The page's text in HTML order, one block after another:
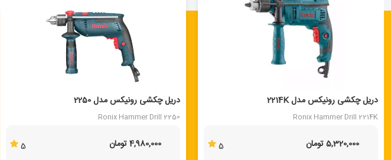
دریل چکشی رونیکس مدل 2214K
Ronix Hammer Drill 2214K
5,320,000 تومان 5
دریل چکشی رونیکس مدل 2250
Ronix Hammer Drill 2250
4,980,000 تومان 5